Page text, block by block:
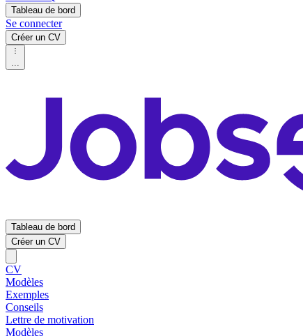
Tableau de bord
Se connecter
Créer un CV
...
Tableau de bord
Créer un CV
CV
Modèles
Exemples
Conseils
Lettre de motivation
Modèles